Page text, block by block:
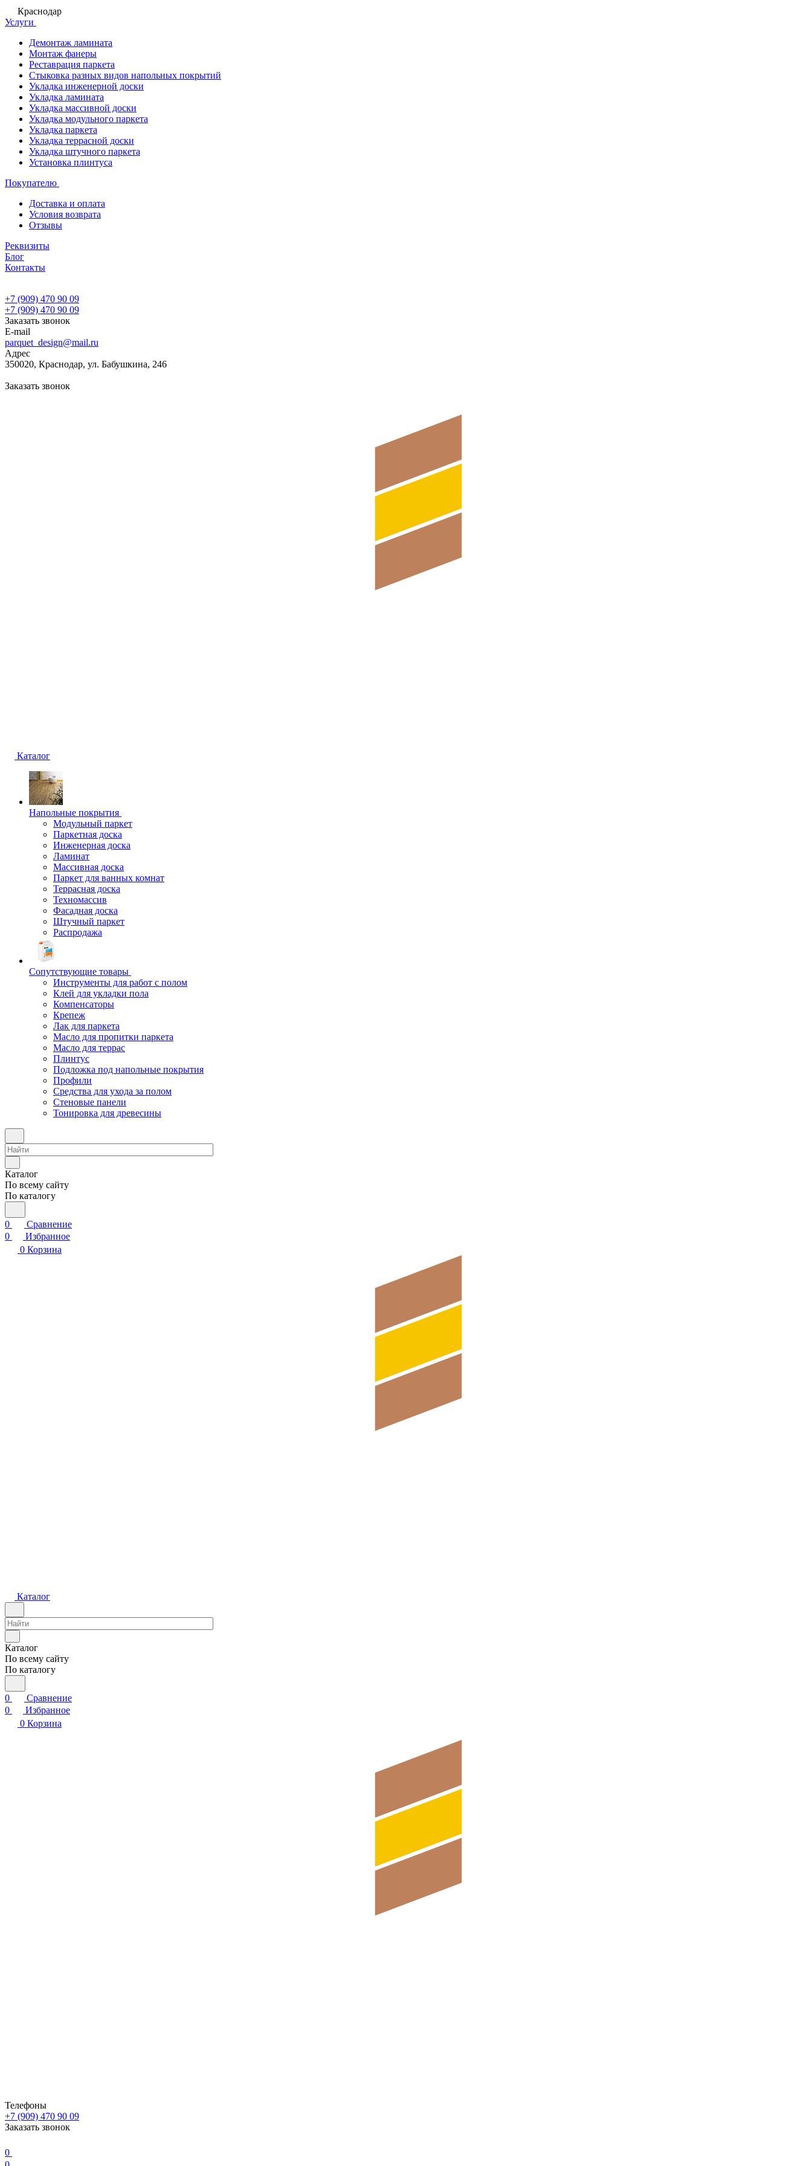
Краснодар
Услуги
Демонтаж ламината
Монтаж фанеры
Реставрация паркета
Стыковка разных видов напольных покрытий
Укладка инженерной доски
Укладка ламината
Укладка массивной доски
Укладка модульного паркета
Укладка паркета
Укладка террасной доски
Укладка штучного паркета
Установка плинтуса
Покупателю
Доставка и оплата
Условия возврата
Отзывы
Реквизиты
Блог
Контакты
+7 (909) 470 90 09
+7 (909) 470 90 09
Заказать звонок
E-mail
parquet_design@mail.ru
Адрес
350020, Краснодар, ул. Бабушкина, 246
Заказать звонок
Каталог
Напольные покрытия
Модульный паркет
Паркетная доска
Инженерная доска
Ламинат
Массивная доска
Паркет для ванных комнат
Террасная доска
Техномассив
Фасадная доска
Штучный паркет
Распродажа
Сопутствующие товары
Инструменты для работ с полом
Клей для укладки пола
Компенсаторы
Крепеж
Лак для паркета
Масло для пропитки паркета
Масло для террас
Плинтус
Подложка под напольные покрытия
Профили
Средства для ухода за полом
Стеновые панели
Тонировка для древесины
Каталог
По всему сайту
По каталогу
0
Сравнение
0
Избранное
0 Корзина
Каталог
Каталог
По всему сайту
По каталогу
0
Сравнение
0
Избранное
0 Корзина
Телефоны
+7 (909) 470 90 09
Заказать звонок
0